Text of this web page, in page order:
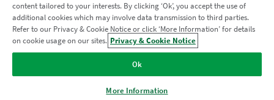
马上聊天
加入分析现代化计划
使用分析现代化计划实现现代化，同时不损害您宝贵的
QlikView 应用程序。
content tailored to your interests. By clicking ‘Ok’, you accept the use of
additional cookies which may involve data transmission to third parties.
Refer to our Privacy & Cookie Notice or click ‘More Information’ for details
on cookie usage on our sites. Privacy & Cookie Notice
Ok
More Information